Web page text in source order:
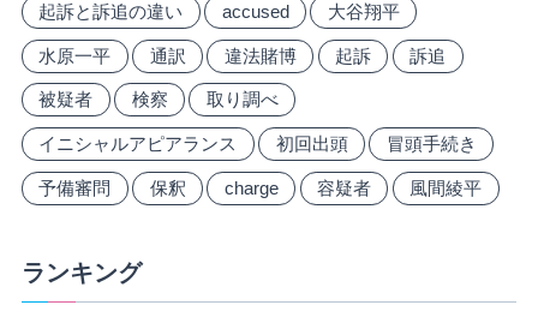
起訴と訴追の違い accused 大谷翔平
水原一平 通訳 違法賭博 起訴 訴追
被疑者 検察 取り調べ
イニシャルアピアランス 初回出頭 冒頭手続き
予備審問 保釈 charge 容疑者 風間綾平
ランキング